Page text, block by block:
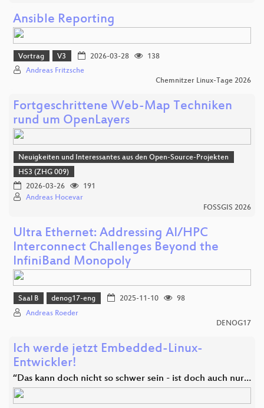
Ansible Reporting
Vortrag V3 2026-03-28
138
Andreas Fritzsche
Chemnitzer Linux-Tage 2026
Fortgeschrittene Web-Map Techniken
rund um OpenLayers
Neuigkeiten und Interessantes aus den Open-Source-Projekten
HS3 (ZHG 009)
2026-03-26
191
Andreas Hocevar
FOSSGIS 2026
Ultra Ethernet: Addressing AI/HPC
Interconnect Challenges Beyond the
InfiniBand Monopoly
Saal B denog17-eng 2025-11-10
98
Andreas Roeder
DENOG17
Ich werde jetzt Embedded-Linux-
Entwickler!
“Das kann doch nicht so schwer sein - ist doch auch nur…